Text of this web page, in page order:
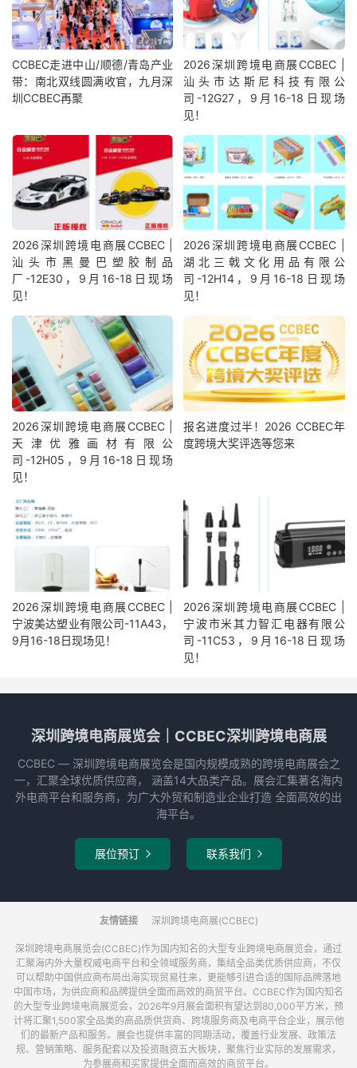
CCBEC走进中山/顺德/青岛产业
带：南北双线圆满收官，九月深
圳CCBEC再聚
2026深圳跨境电商展CCBEC |
汕头市达斯尼科技有限公
司-12G27，9月16-18日现场
见！
2026深圳跨境电商展CCBEC |
汕头市黑曼巴塑胶制品
厂-12E30，9月16-18日现场
见！
2026深圳跨境电商展CCBEC |
湖北三戟文化用品有限公
司-12H14，9月16-18日现场
见！
2026深圳跨境电商展CCBEC |
天津优雅画材有限公
司-12H05，9月16-18日现场
见！
报名进度过半！2026 CCBEC年
度跨境大奖评选等您来
2026深圳跨境电商展CCBEC |
宁波美达塑业有限公司-11A43，
9月16-18日现场见！
2026深圳跨境电商展CCBEC |
宁波市米其力智汇电器有限公
司-11C53，9月16-18日现场
见！
深圳跨境电商展览会｜CCBEC深圳跨境电商展
CCBEC ― 深圳跨境电商展览会是国内规模成熟的跨境电商展会之
一，汇聚全球优质供应商， 涵盖14大品类产品。展会汇集著名海内
外电商平台和服务商，为广大外贸和制造业企业打造 全面高效的出
海平台。
展位预订  联系我们 
友情链接 深圳跨境电商展(CCBEC)
深圳跨境电商展览会(CCBEC)作为国内知名的大型专业跨境电商展览会，通过
汇聚海内外大量权威电商平台和全领域服务商，集结全品类优质供应商，不仅
可以帮助中国供应商布局出海实现贸易往来，更能够引进合适的国际品牌落地
中国市场，为供应商和品牌提供全面而高效的商贸平台。CCBEC作为国内知名
的大型专业跨境电商展览会，2026年9月展会面积有望达到80,000平方米，预
计将汇聚1,500家全品类的高品质供货商、跨境服务商及电商平台企业，展示他
们的最新产品和服务。展会也提供丰富的同期活动，覆盖行业发展、政策法
规、营销策略、服务配套以及投资融资五大板块，聚焦行业实际的发展需求，
为参展商和买家提供全面而高效的商贸平台。